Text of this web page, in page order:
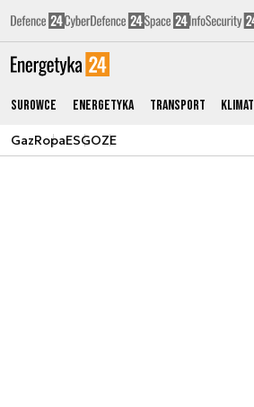
Surowce Energetyka Transport Klimat
GazRopaESGOZE